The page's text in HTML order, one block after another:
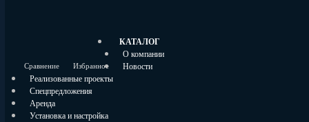
Сравнение Избранное
КАТАЛОГ
О компании
Новости
Реализованные проекты
Спецпредложения
Аренда
Установка и настройка